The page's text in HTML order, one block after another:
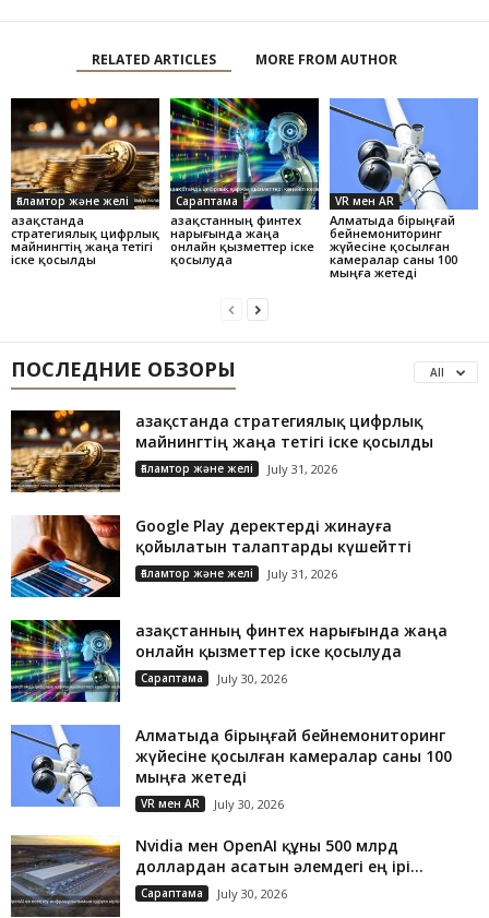
RELATED ARTICLES MORE FROM AUTHOR
Ғаламтор және желі
Қазақстанда
стратегиялық цифрлық
майнингтің жаңа тетігі
іске қосылды
Сараптама
Қазақстанның финтех
нарығында жаңа
онлайн қызметтер іске
қосылуда
VR мен AR
Алматыда бірыңғай
бейнемониторинг
жүйесіне қосылған
камералар саны 100
мыңға жетеді
ПОСЛЕДНИЕ ОБЗОРЫ All
Қазақстанда стратегиялық цифрлық
майнингтің жаңа тетігі іске қосылды
Ғаламтор және желі July 31, 2026
Google Play деректерді жинауға
қойылатын талаптарды күшейтті
Ғаламтор және желі July 31, 2026
Қазақстанның финтех нарығында жаңа
онлайн қызметтер іске қосылуда
Сараптама July 30, 2026
Алматыда бірыңғай бейнемониторинг
жүйесіне қосылған камералар саны 100
мыңға жетеді
VR мен AR July 30, 2026
Nvidia мен OpenAI құны 500 млрд
доллардан асатын әлемдегі ең ірі...
Сараптама July 30, 2026